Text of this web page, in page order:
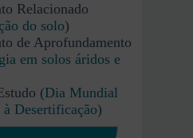
Relacionado
do solo)
de Aprofundamento
em solos áridos e
(Dia Mundial
à Desertificação)